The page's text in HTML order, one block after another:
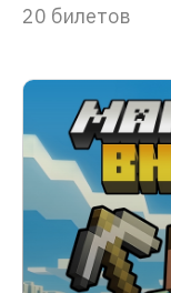
20 билетов